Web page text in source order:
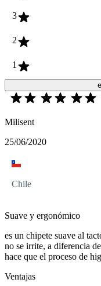
3
2
1
Milisent
25/06/2020
Chile
Suave y ergonómico
es un chipete suave al
no se irrite, a diferencia
hace que el proceso de
Ventajas